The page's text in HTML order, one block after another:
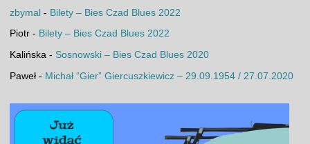
zbymal- Bilety – Bies Czad Blues 2022
Piotr- Bilety – Bies Czad Blues 2022
Kalińska- Sosnowski – Bies Czad Blues 2020
Paweł- Michał “Gier” Giercuszkiewicz – 29.09.1954 / 27.07.2020